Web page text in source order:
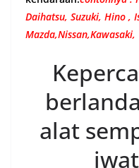
alat
Industrial